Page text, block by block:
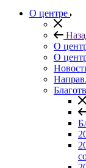
О центре
О
О